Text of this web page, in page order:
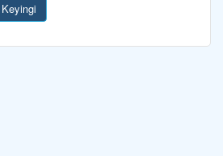
Keyingi